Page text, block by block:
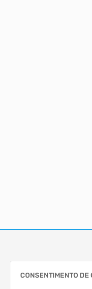
CONSENTIMENTO DE